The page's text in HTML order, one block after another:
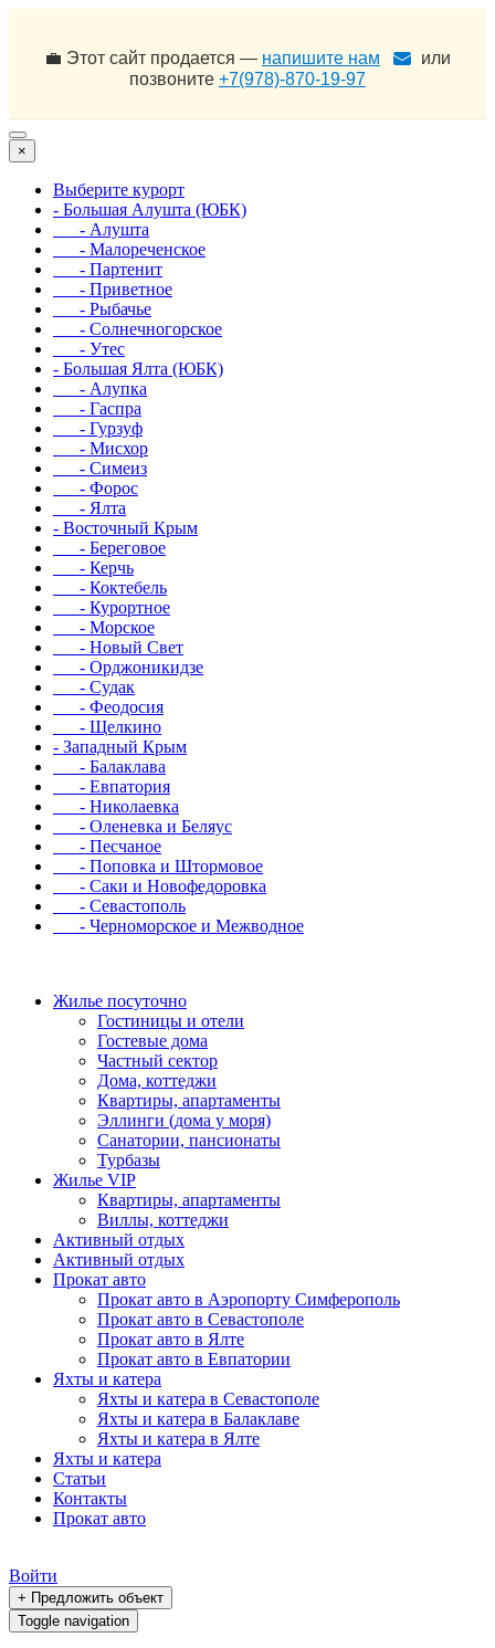
💼 Этот сайт продается — напишите нам
или
позвоните +7(978)-870-19-97
×
Выберите курорт
- Большая Алушта (ЮБК)
- Алушта
- Малореченское
- Партенит
- Приветное
- Рыбачье
- Солнечногорское
- Утес
- Большая Ялта (ЮБК)
- Алупка
- Гаспра
- Гурзуф
- Мисхор
- Симеиз
- Форос
- Ялта
- Восточный Крым
- Береговое
- Керчь
- Коктебель
- Курортное
- Морское
- Новый Свет
- Орджоникидзе
- Судак
- Феодосия
- Щелкино
- Западный Крым
- Балаклава
- Евпатория
- Николаевка
- Оленевка и Беляус
- Песчаное
- Поповка и Штормовое
- Саки и Новофедоровка
- Севастополь
- Черноморское и Межводное
Жилье посуточно
Гостиницы и отели
Гостевые дома
Частный сектор
Дома, коттеджи
Квартиры, апартаменты
Эллинги (дома у моря)
Санатории, пансионаты
Турбазы
Жилье VIP
Квартиры, апартаменты
Виллы, коттеджи
Активный отдых
Активный отдых
Прокат авто
Прокат авто в Аэропорту Симферополь
Прокат авто в Севастополе
Прокат авто в Ялте
Прокат авто в Евпатории
Яхты и катера
Яхты и катера в Севастополе
Яхты и катера в Балаклаве
Яхты и катера в Ялте
Яхты и катера
Статьи
Контакты
Прокат авто
Войти
+ Предложить объект
Toggle navigation